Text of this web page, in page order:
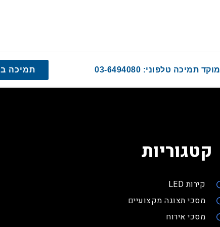
מוקד תמיכה טלפוני: 03-6494080 תמיכה ב WhatsApp
קטגוריות
קירות LED
מסכי תצוגה מקצועיים
מסכי אירוח